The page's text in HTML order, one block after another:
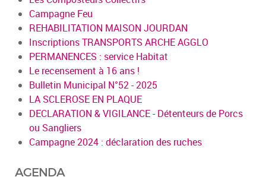
Campagne Feu
REHABILITATION MAISON JOURDAN
Inscriptions TRANSPORTS ARCHE AGGLO
PERMANENCES : service Habitat
Le recensement à 16 ans !
Bulletin Municipal N°52 - 2025
LA SCLEROSE EN PLAQUE
DECLARATION & VIGILANCE - Détenteurs de Porcs
ou Sangliers
Campagne 2024 : déclaration des ruches
AGENDA